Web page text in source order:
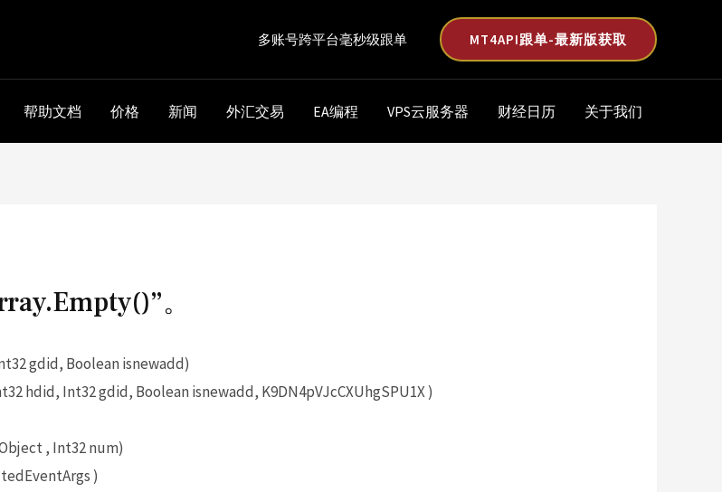
多账号跨平台毫秒级跟单 MT4API跟单-最新版获取
帮助文档 价格 新闻 外汇交易 EA编程 VPS云服务器 财经日历 关于我们
。
gdid, Boolean isnewadd)
hdid, Int32 gdid, Boolean isnewadd, K9DN4pVJcCXUhgSPU1X )
, Int32 num)
)